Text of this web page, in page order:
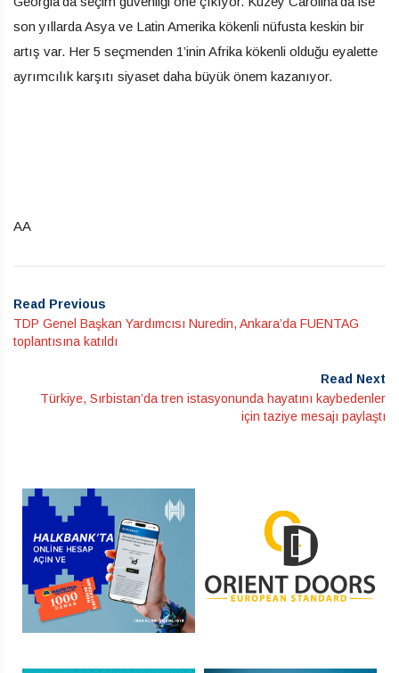
son yıllarda Asya ve Latin Amerika kökenli nüfusta keskin bir
artış var. Her 5 seçmenden 1’inin Afrika kökenli olduğu eyalette
ayrımcılık karşıtı siyaset daha büyük önem kazanıyor.
AA
Read Previous
TDP Genel Başkan Yardımcısı Nuredin, Ankara’da FUENTAG
toplantısına katıldı
Read Next
Türkiye, Sırbistan’da tren istasyonunda hayatını kaybedenler
için taziye mesajı paylaştı